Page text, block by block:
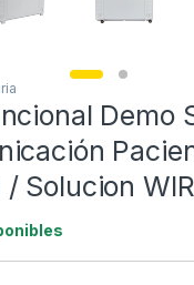
Demo
Solucion